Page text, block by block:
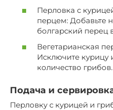
Перловка с
перцем: Добавьте
болгарский перец
Вегетарианская
Исключите курицу
количество грибов.
Подача и
Перловку с курицей и